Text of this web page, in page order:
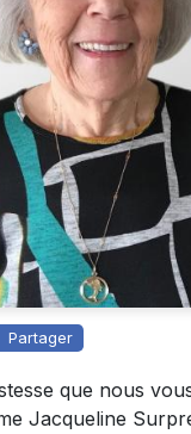
Partager
que nous
Jacqueline